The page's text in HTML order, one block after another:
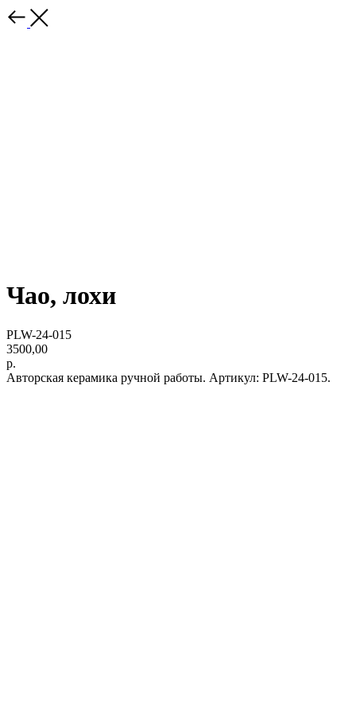
Чао, лохи
PLW-24-015
3500,00
р.
Авторская керамика ручной работы. Артикул: PLW-24-015.